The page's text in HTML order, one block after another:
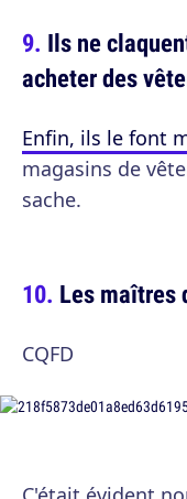
Ils ne
acheter des
Enfin, ils le font
magasins de
sache.
Les maîtres
CQFD